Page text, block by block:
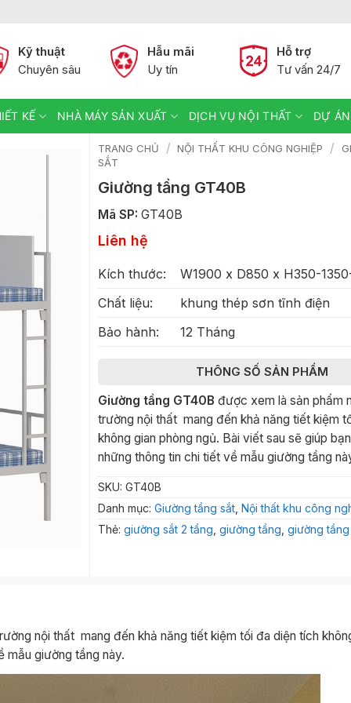
Kỹ thuật
Chuyên sâu
Hẫu mãi
Uy tín
Hỗ trợ
Tư vấn 24/7
KẾ NHÀ MÁY SẢN XUẤT DỊCH VỤ NỘI THẤT DỰ
TRANG CHỦ / NỘI THẤT KHU CÔNG NGHIỆP /
SẮT
Giường tầng GT40B
Mã SP: GT40B
Liên hệ
Kích thước:
W1900 x D850 x H350-
Chất liệu:
khung thép sơn tĩnh điện
Bảo hành:
12 Tháng
THÔNG SỐ SẢN PHẨM
Giường tầng GT40B được xem là sản phẩm
trường nội thất mang đến khả năng tiết kiệm
không gian phòng ngủ. Bài viết sau sẽ giúp
những thông tin chi tiết về mẫu giường tầng
SKU: GT40B
Danh mục: Giường tầng sắt Nội thất khu công
Thẻ: giường sắt 2 tầng giường tầng giường tầng
nội thất mang đến khả năng tiết kiệm tối đa diện tích
mẫu giường tầng này.